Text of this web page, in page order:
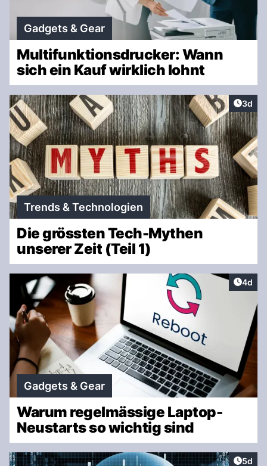
Gadgets & Gear
Multifunktionsdrucker: Wann
sich ein Kauf wirklich lohnt
3d
Trends & Technologien
Die grössten Tech-Mythen
unserer Zeit (Teil 1)
4d
Gadgets & Gear
Warum regelmässige Laptop-
Neustarts so wichtig sind
5d